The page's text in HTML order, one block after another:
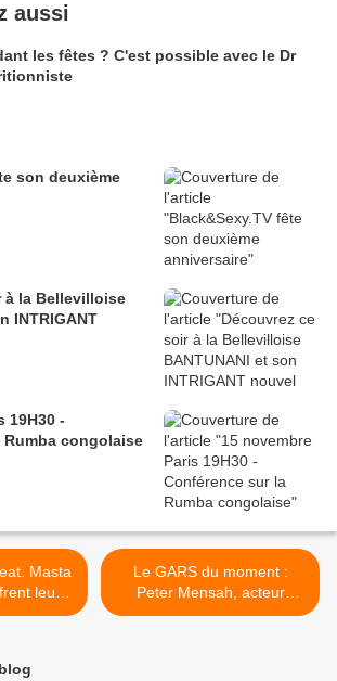
aussi
les fêtes ? C'est possible avec le Dr
son deuxième
à la Bellevilloise
INTRIGANT
19H30 -
congolaise
leur
from
Le GARS du moment :
Peter Mensah, acteur
canadien originaire du